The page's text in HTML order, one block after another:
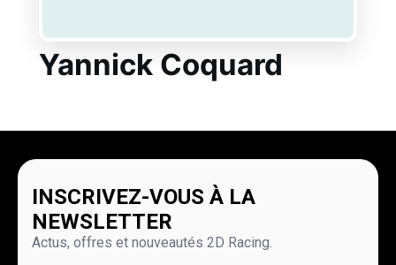
Yannick Coquard
INSCRIVEZ-VOUS À LA
NEWSLETTER
Actus, offres et nouveautés 2D Racing.